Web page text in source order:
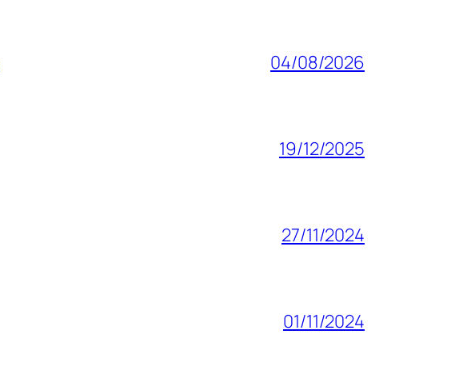
04/08/2026
19/12/2025
27/11/2024
01/11/2024